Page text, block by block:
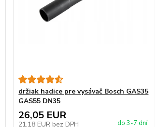
držiak hadice pre vysávač Bosch GAS35
GAS55 DN35
26,05 EUR
21,18 EUR bez DPH do 3-7 dní